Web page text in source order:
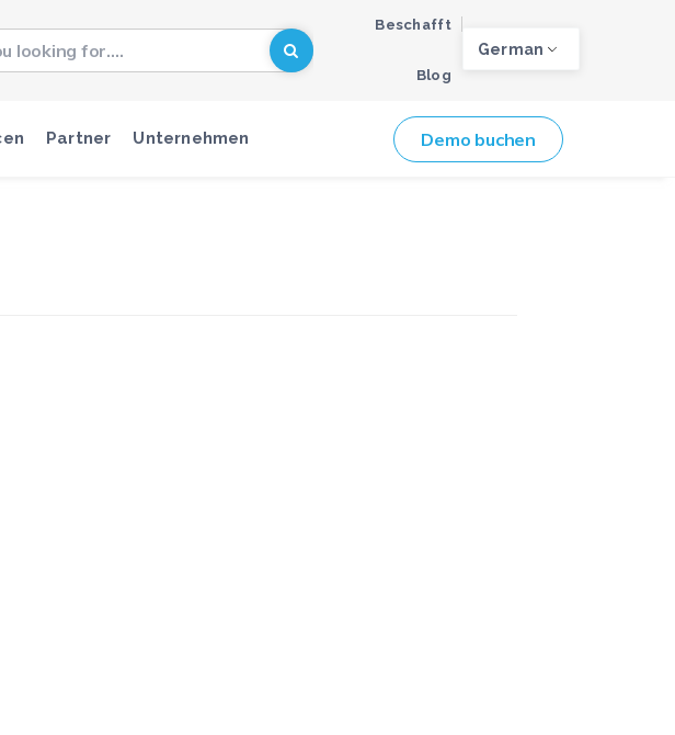
Beschafft
Blog
German
Partner Unternehmen Demo buchen